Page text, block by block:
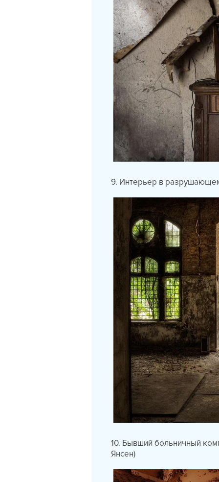
9. Интерьер в
10. Бывший больничный
Янсен)